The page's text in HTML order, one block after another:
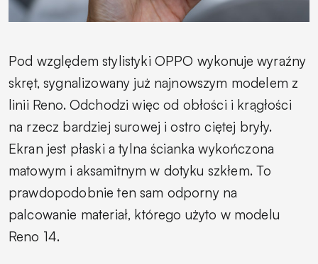
Pod względem stylistyki OPPO wykonuje wyraźny
skręt, sygnalizowany już najnowszym modelem z
linii Reno. Odchodzi więc od obłości i krągłości
na rzecz bardziej surowej i ostro ciętej bryły.
Ekran jest płaski a tylna ścianka wykończona
matowym i aksamitnym w dotyku szkłem. To
prawdopodobnie ten sam odporny na
palcowanie materiał, którego użyto w modelu
Reno 14.